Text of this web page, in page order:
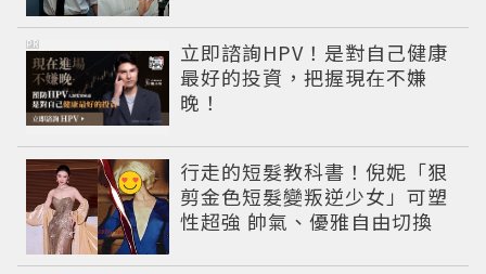
立即諮詢HPV！是對自己健康
最好的投資，把握現在不嫌
晚！
PR
行走的短髮教科書！倪妮「狠
剪金色短髮變叛逆少女」可塑
性超強 帥氣、優雅自由切換